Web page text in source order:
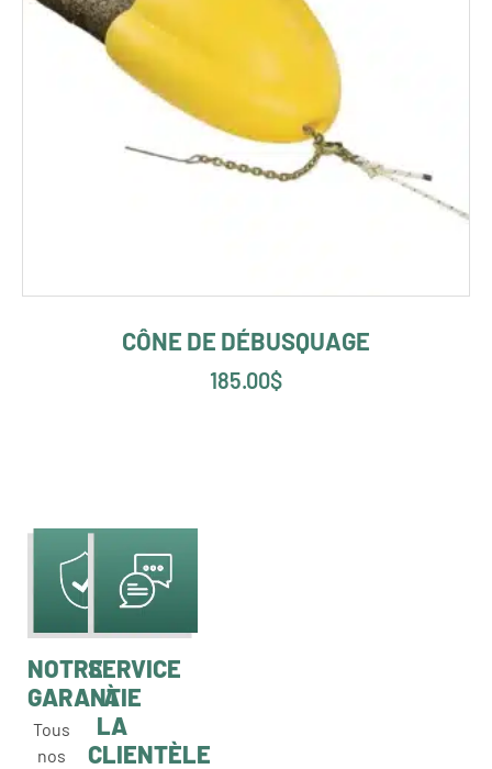
CÔNE DE DÉBUSQUAGE
185.00$
NOTRE
GARANTIE
Tous
nos
SERVICE
À
LA
CLIENTÈLE